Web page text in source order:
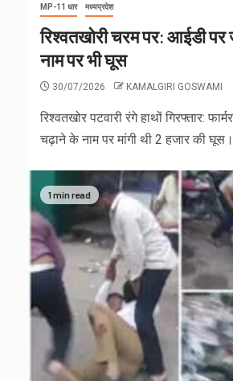
MP-11 धार मध्यप्रदेश
रिश्वतखोरी चरम पर: आईडी
नाम पर भी घूस
30/07/2026 KAMALGIRI GOSWAMI
रिश्वतखोर पटवारी रंगे हाथों गिरफ्तार:
चढ़ाने के नाम पर मांगी थी 2 हजार की
1 min read